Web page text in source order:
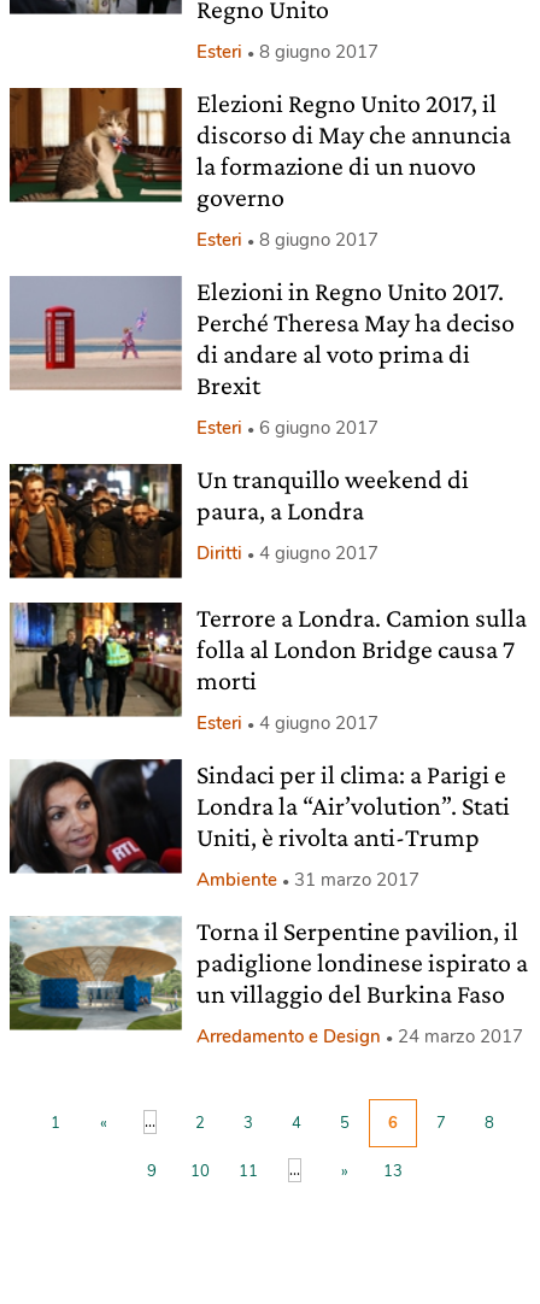
Regno Unito
Esteri 8 giugno 2017
Elezioni Regno Unito 2017, il
discorso di May che annuncia
la formazione di un nuovo
governo
Esteri 8 giugno 2017
Elezioni in Regno Unito 2017.
Perché Theresa May ha deciso
di andare al voto prima di
Brexit
Esteri 6 giugno 2017
Un tranquillo weekend di
paura, a Londra
Diritti 4 giugno 2017
Terrore a Londra. Camion sulla
folla al London Bridge causa 7
morti
Esteri 4 giugno 2017
Sindaci per il clima: a Parigi e
Londra la “Air’volution”. Stati
Uniti, è rivolta anti-Trump
Ambiente 31 marzo 2017
Torna il Serpentine pavilion, il
padiglione londinese ispirato a
un villaggio del Burkina Faso
Arredamento e Design 24 marzo 2017
1 « ... 2 3 4 5 6 7 8
9 10 11 ... » 13